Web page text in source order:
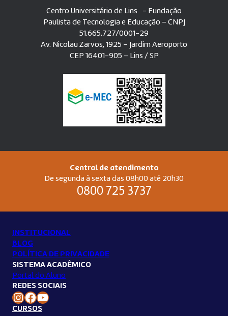
Centro Universitário de Lins - Fundação
Paulista de Tecnologia e Educação – CNPJ
51.665.727/0001-29
Av. Nicolau Zarvos, 1925 – Jardim Aeroporto
CEP 16401-905 – Lins / SP
Central de atendimento
De segunda à sexta das 08h00 até 20h30
0800 725 3737
INSTITUCIONAL
BLOG
POLÍTICA DE PRIVACIDADE
SISTEMA ACADÊMICO
Portal do Aluno
REDES SOCIAIS
Instagram Unilins Facebook Unilins Youtube Unilins
CURSOS